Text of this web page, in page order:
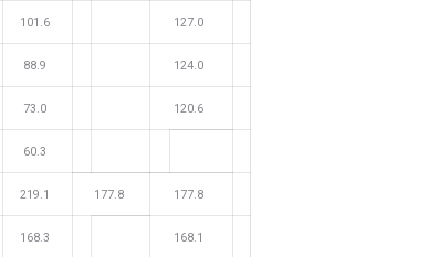
101.6 127.0
88.9 124.0
73.0 120.6
60.3
219.1 177.8 177.8
168.3 168.1